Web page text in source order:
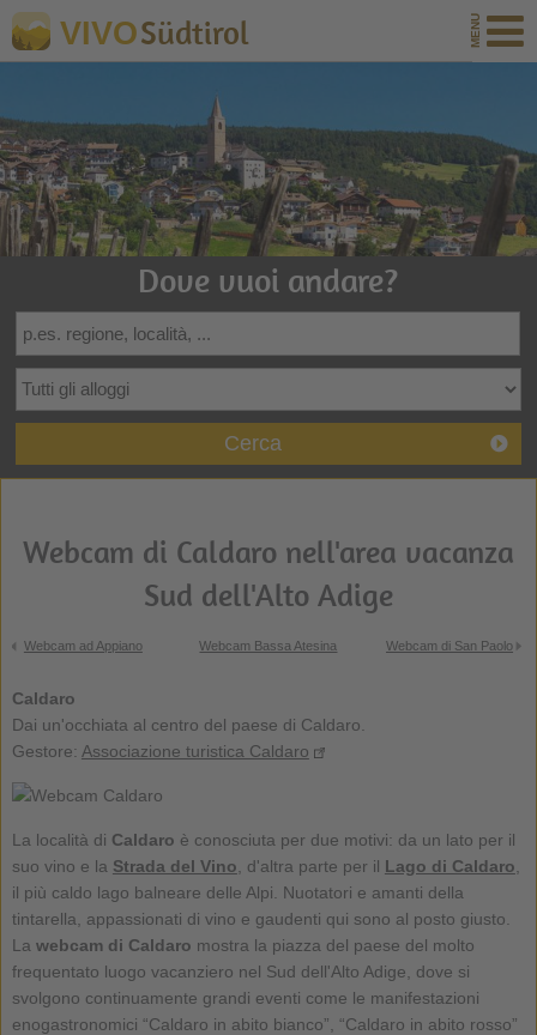
VIVOSüdtirol
Dove vuoi andare?
Cerca
Webcam di Caldaro nell'area vacanza
Sud dell'Alto Adige
Webcam ad Appiano Webcam Bassa Atesina Webcam di San Paolo
Caldaro
Dai un'occhiata al centro del paese di Caldaro.
Gestore: Associazione turistica Caldaro
La località di Caldaro è conosciuta per due motivi: da un lato per il
suo vino e la Strada del Vino , d'altra parte per il Lago di Caldaro
il più caldo lago balneare delle Alpi. Nuotatori e amanti della
tintarella, appassionati di vino e gaudenti qui sono al posto giusto.
La webcam di Caldaro mostra la piazza del paese del molto
frequentato luogo vacanziero nel Sud dell'Alto Adige, dove si
svolgono continuamente grandi eventi come le manifestazioni
enogastronomici “Caldaro in abito bianco”, “Caldaro in abito rosso”